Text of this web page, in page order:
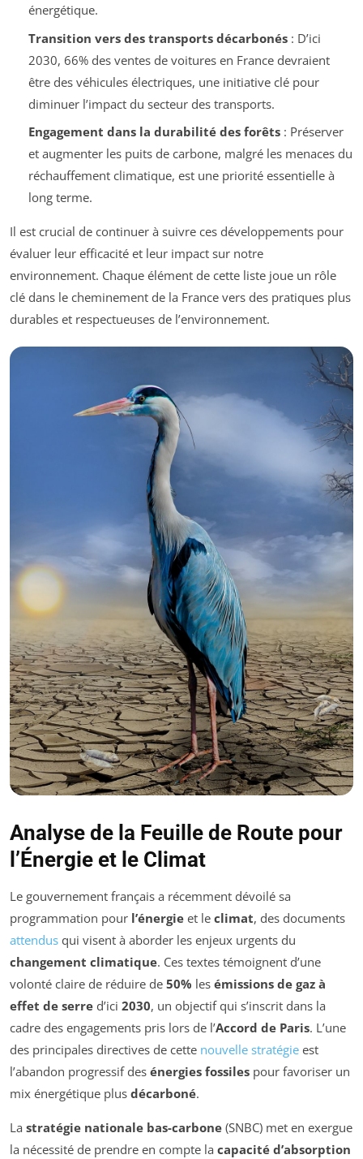
énergétique.
Transition vers des transports décarbonés: D’ici
2030, 66% des ventes de voitures en France devraient
être des véhicules électriques, une initiative clé pour
diminuer l’impact du secteur des transports.
Engagement dans la durabilité des forêts: Préserver
et augmenter les puits de carbone, malgré les menaces du
réchauffement climatique, est une priorité essentielle à
long terme.
Il est crucial de continuer à suivre ces développements pour
évaluer leur efficacité et leur impact sur notre
environnement. Chaque élément de cette liste joue un rôle
clé dans le cheminement de la France vers des pratiques plus
durables et respectueuses de l’environnement.
Analyse de la Feuille de Route pour
l’Énergie et le Climat
Le gouvernement français a récemment dévoilé sa
programmation pour l’énergie et le climat, des documents
attendus qui visent à aborder les enjeux urgents du
changement climatique. Ces textes témoignent d’une
volonté claire de réduire de 50% les émissions de gaz à
effet de serre d’ici 2030, un objectif qui s’inscrit dans la
cadre des engagements pris lors de l’Accord de Paris. L’une
des principales directives de cette nouvelle stratégie est
l’abandon progressif des énergies fossiles pour favoriser un
mix énergétique plus décarboné.
La stratégie nationale bas-carbone (SNBC) met en exergue
la nécessité de prendre en compte la capacité d’absorption